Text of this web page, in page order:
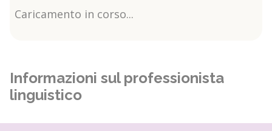
Caricamento in corso...
Informazioni sul professionista
linguistico